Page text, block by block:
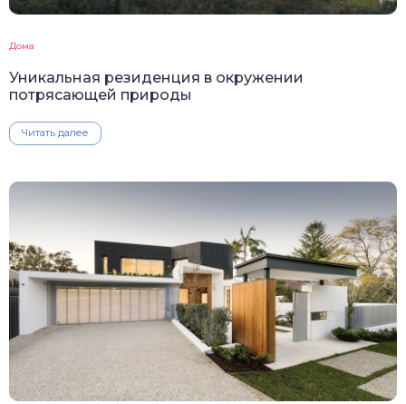
Дома
Уникальная резиденция в окружении
потрясающей природы
Читать далее